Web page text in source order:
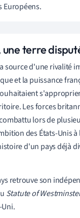
Européens.
terre
source d'une rivalité
et la puissance
Les forces
lors de
desÉtats-Unis à
d'un pays déjà
retrouve son
Statute of
Uni.